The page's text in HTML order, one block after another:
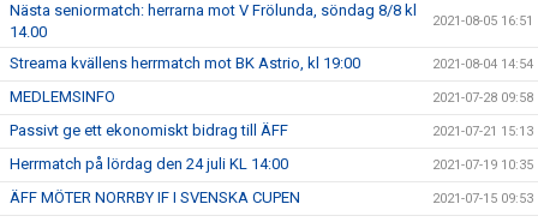
Nästa seniormatch: herrarna mot V Frölunda, söndag 8/8 kl
14.00
2021-08-05 16:51
Streama kvällens herrmatch mot BK Astrio, kl 19:00 2021-08-04 14:54
MEDLEMSINFO 2021-07-28 09:58
Passivt ge ett ekonomiskt bidrag till ÄFF 2021-07-21 15:13
Herrmatch på lördag den 24 juli KL 14:00 2021-07-19 10:35
ÄFF MÖTER NORRBY IF I SVENSKA CUPEN 2021-07-15 09:53